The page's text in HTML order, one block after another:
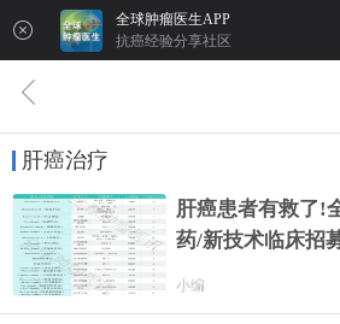
全球肿瘤医生APP
抗癌经验分享社区
肝癌治疗
肝癌患者有救了!
药/新技术临床招
小编